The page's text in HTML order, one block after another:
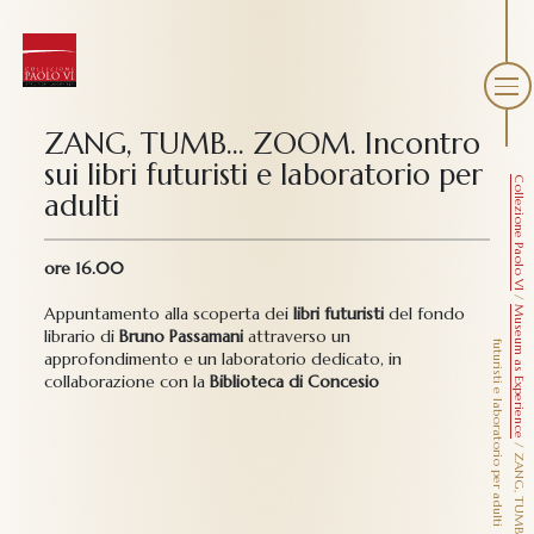
Collezione Paolo VI
/
Museum as Experience
/
f
i
ZANG, TUMB… ZOOM. Incontro
sui libri futuristi e laboratorio per
adulti
ore 16.00
Appuntamento alla scoperta deilibri futuristi del fondo
librario diBruno Passamani attraverso un
approfondimento e un laboratorio dedicato, in
collaborazione con laBiblioteca di Concesio